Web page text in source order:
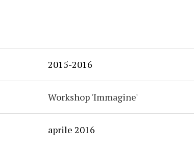
2015-2016
Workshop 'Immagine'
aprile 2016